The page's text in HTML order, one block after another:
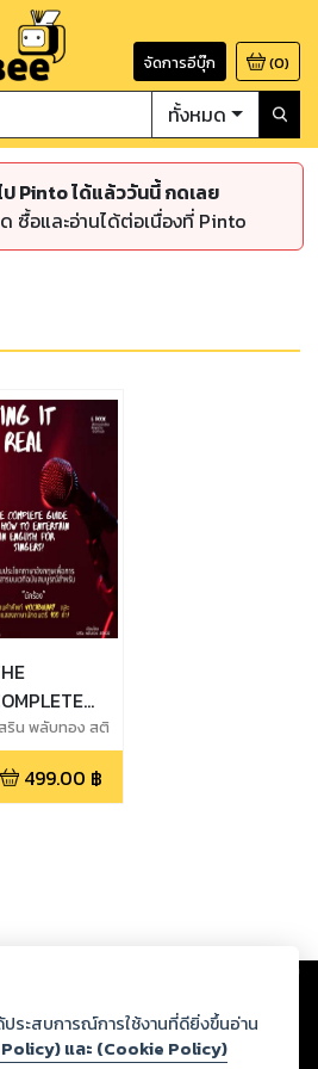
จัดการอีบุ๊ก (0)
ทั้งหมด
Pinto ได้แล้ววันนี้ กดเลย
ซื้อและอ่านได้ต่อเนื่องที่ Pinto
OF
TO
ENTERTAIN IN
ริน พลับทอง สติ
ย์
499.00 ฿
านเว็บไซต์และปรากฏว่าละเมิดสิทธิใน
รือขัดต่อกฎหมายและศีลธรรม ดังนั้น ผู้อ่าน
กลั่นกรองด้วยตนเอง และหากท่านพบว่าส่วน
ประสบการณ์การใช้งานที่ดียิ่งขึ้นอ่าน
และ (Cookie Policy)